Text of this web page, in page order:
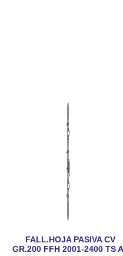
FALL.HOJA PASIVA CV
GR.200 FFH 2001-2400 TS